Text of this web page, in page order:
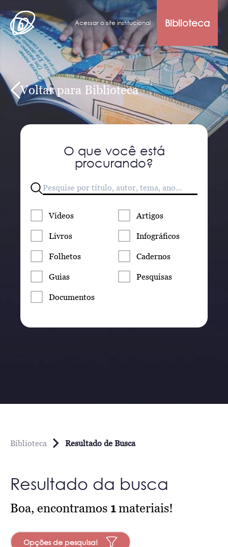
Acessar o site institucional Biblioteca
Voltar para Biblioteca
O que você está
procurando?
Vídeos Artigos
Livros Infográficos
Folhetos Cadernos
Guias Pesquisas
Documentos
Biblioteca Resultado de Busca
Resultado da busca
Boa, encontramos 1materiais!
Opções de pesquisa!